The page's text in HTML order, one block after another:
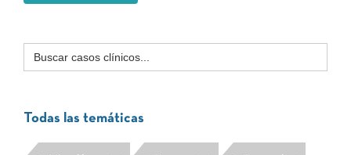
Buscar:
Todas las temáticas